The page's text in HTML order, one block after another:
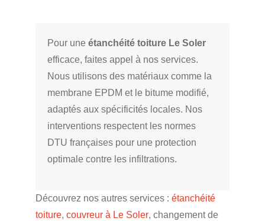
Pour une étanchéité toiture Le Soler
efficace, faites appel à nos services.
Nous utilisons des matériaux comme la
membrane EPDM et le bitume modifié,
adaptés aux spécificités locales. Nos
interventions respectent les normes
DTU françaises pour une protection
optimale contre les infiltrations.
Découvrez nos autres services : étanchéité
toiture, couvreur à Le Soler, changement de